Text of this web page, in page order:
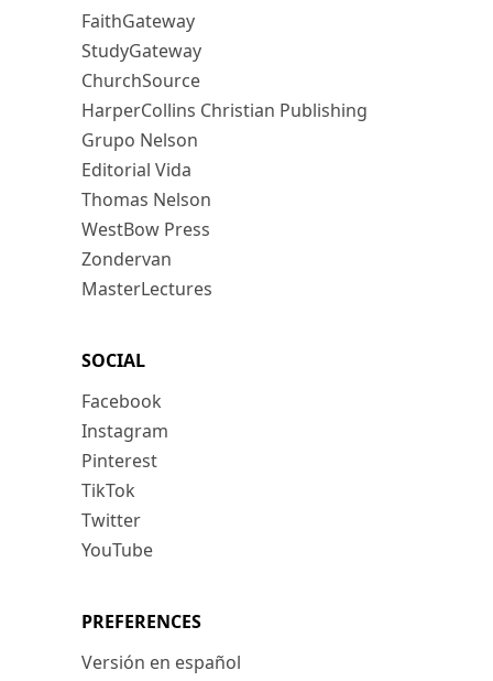
FaithGateway
StudyGateway
ChurchSource
HarperCollins Christian Publishing
Grupo Nelson
Editorial Vida
Thomas Nelson
WestBow Press
Zondervan
MasterLectures
SOCIAL
Facebook
Instagram
Pinterest
TikTok
Twitter
YouTube
PREFERENCES
Versión en español